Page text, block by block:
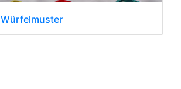
Würfelmuster